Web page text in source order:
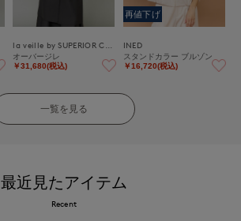
オーバージレ
￥31,680(税込)
再値下げ
INED
スタンドカラー ブルゾン
￥16,720(税込)
一覧を見る
最近見たアイテム
Recent